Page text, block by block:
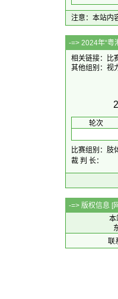
注意：本站内
-=>
相关链接：
比
其他组别： 视
轮次
比赛组别：肢
裁 判 长：
-=> 版权信息 [
本
联